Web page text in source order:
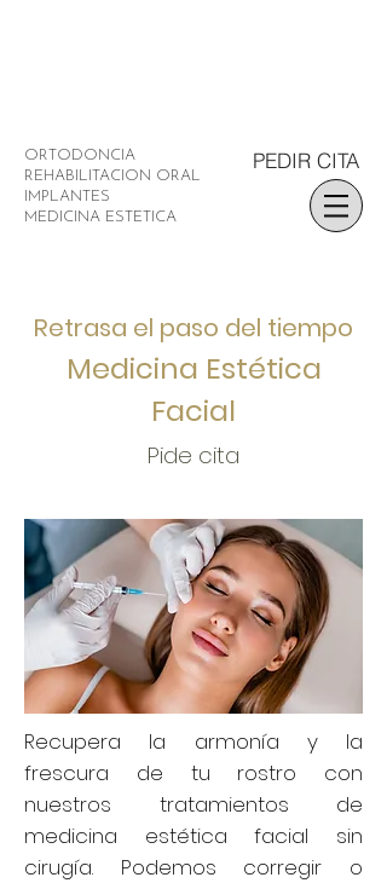
ORTODONCIA
REHABILITACION ORAL
IMPLANTES
MEDICINA ESTETICA
PEDIR CITA
Retrasa el paso del tiempo
Medicina Estética
Facial
Pide cita
Recupera la armonía y la
frescura de tu rostro con
nuestros tratamientos de
medicina estética facial sin
cirugía. Podemos corregir o